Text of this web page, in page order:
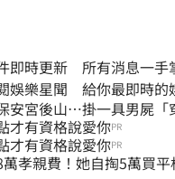
即時更新 所有消息一手
娛樂星聞 給你最即時的
安宮後山…掛一具男屍「
才有資格說愛你PR
才有資格說愛你PR
萬孝親費！她自掏5萬買